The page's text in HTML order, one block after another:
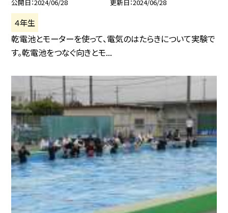
公開日 2024/06/28 更新日 2024/06/28
４年生
乾電池とモーターを使って、電気のはたらきについて実験で
す。乾電池をつなぐ向きとモ...